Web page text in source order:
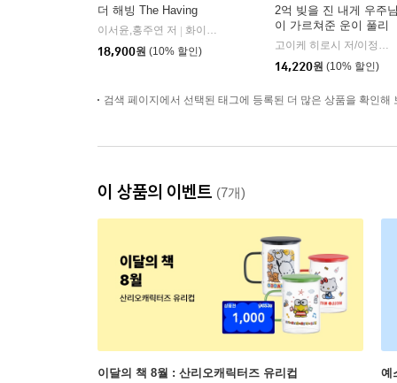
더 해빙 The Having
이서윤,홍주연 저
화이트오션
18,900원 (10% 할인)
2억 빚을 진 내게 우주
이 가르쳐준 운이 풀리
는 말버릇
고이케 히로시 저/이정환 역
14,220원 (10% 할인)
검색 페이지에서 선택된 태그에 등록된 더 많은 상품을 확인해
이 상품의 이벤트 (7개)
이달의 책 8월 : 산리오캐릭터즈 유리컵 예